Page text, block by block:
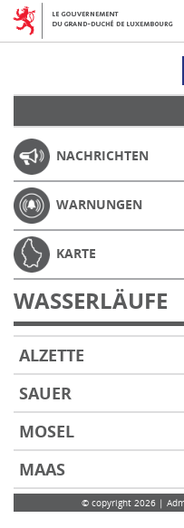
NACHRICHTEN
WARNUNGEN
KARTE
WASSERLÄUFE
ALZETTE
SAUER
MOSEL
MAAS
© copyright 2026 |